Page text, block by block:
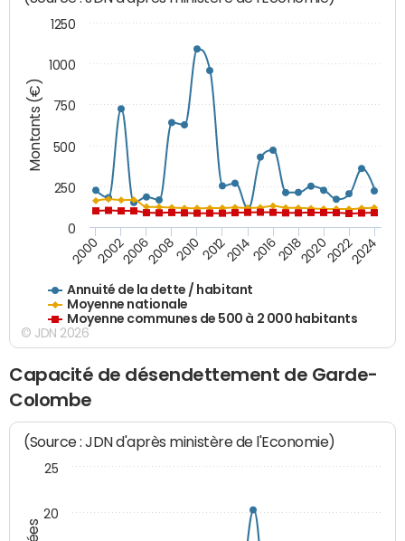
Montants (€)
Annuité de la dette / habitant
Moyenne nationale
Moyenne communes de 500 à 2 000 habitants
200020022006200820102012201420162018202020222024
0
250
500
750
1000
1250
© JDN 2026
Capacité de désendettement de Garde-
Colombe
(Source : JDN d'après ministère de l'Economie)
20
25